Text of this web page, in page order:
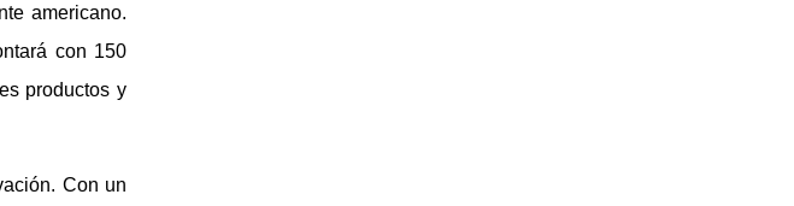
americano.
con 150
productos y
Con un